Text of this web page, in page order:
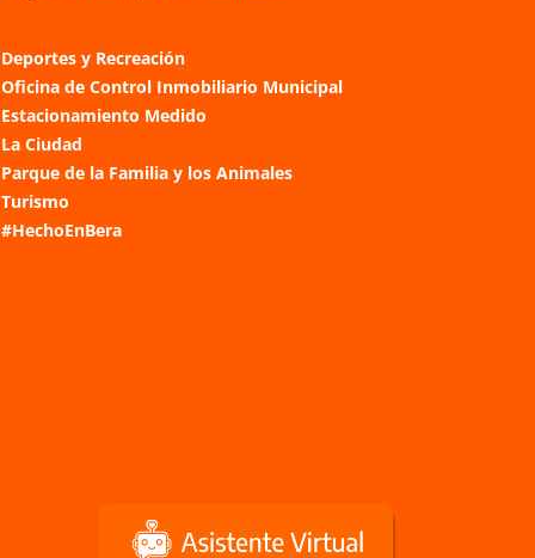
Deportes y Recreación
Oficina de Control Inmobiliario Municipal
Estacionamiento Medido
La Ciudad
Parque de la Familia y los Animales
Turismo
#HechoEnBera